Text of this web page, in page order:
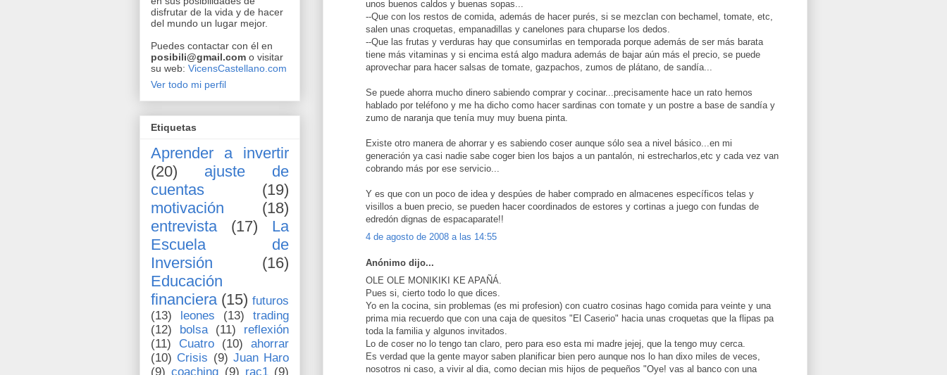
unos buenos caldos y buenas sopas...
--Que con los restos de comida, además de hacer purés, si se mezclan con bechamel, tomate, etc,
salen unas croquetas, empanadillas y canelones para chuparse los dedos.
--Que las frutas y verduras hay que consumirlas en temporada porque además de ser más barata
tiene más vitaminas y si encima está algo madura además de bajar aún más el precio, se puede
aprovechar para hacer salsas de tomate, gazpachos, zumos de plátano, de sandía...
Se puede ahorra mucho dinero sabiendo comprar y cocinar...precisamente hace un rato hemos
hablado por teléfono y me ha dicho como hacer sardinas con tomate y un postre a base de sandía y
zumo de naranja que tenía muy muy buena pinta.
Existe otro manera de ahorrar y es sabiendo coser aunque sólo sea a nivel básico...en mi
generación ya casi nadie sabe coger bien los bajos a un pantalón, ni estrecharlos,etc y cada vez van
cobrando más por ese servicio...
Y es que con un poco de idea y despúes de haber comprado en almacenes específicos telas y
visillos a buen precio, se pueden hacer coordinados de estores y cortinas a juego con fundas de
edredón dignas de espacaparate!!
4 de agosto de 2008 a las 14:55
Anónimo dijo...
OLE OLE MONIKIKI KE APAÑÁ.
Pues si, cierto todo lo que dices.
Yo en la cocina, sin problemas (es mi profesion) con cuatro cosinas hago comida para veinte y una
prima mia recuerdo que con una caja de quesitos "El Caserio" hacia unas croquetas que la flipas pa
toda la familia y algunos invitados.
Lo de coser no lo tengo tan claro, pero para eso esta mi madre jejej, que la tengo muy cerca.
Es verdad que la gente mayor saben planificar bien pero aunque nos lo han dixo miles de veces,
nosotros ni caso, a vivir al dia, como decian mis hijos de pequeños "Oye! vas al banco con una
disfrutar de la vida y de hacer
del mundo un lugar mejor.
Puedes contactar con él en
posibili@gmail.com o visitar
su web: VicensCastellano.com
Ver todo mi perfil
Etiquetas
Aprender a invertir
(20)
ajuste de
cuentas
(19)
motivación
(18)
entrevista
(17)
La
Escuela de
Inversión
(16)
Educación
financiera (15) futuros
(13)
leones (13)
trading
(12)
bolsa (11)
reflexión
(11)
Cuatro (10)
ahorrar
(10) Crisis (9) Juan Haro
(9) coaching (9) rac1 (9)